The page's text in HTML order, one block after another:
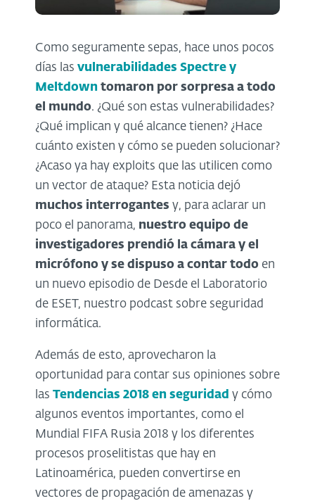
Como seguramente sepas, hace unos pocos
días las vulnerabilidades Spectre y
Meltdown tomaron por sorpresa a todo
el mundo. ¿Qué son estas vulnerabilidades?
¿Qué implican y qué alcance tienen? ¿Hace
cuánto existen y cómo se pueden solucionar?
¿Acaso ya hay exploits que las utilicen como
un vector de ataque? Esta noticia dejó
muchos interrogantes y, para aclarar un
poco el panorama, nuestro equipo de
investigadores prendió la cámara y el
micrófono y se dispuso a contar todo en
un nuevo episodio de Desde el Laboratorio
de ESET, nuestro podcast sobre seguridad
informática.
Además de esto, aprovecharon la
oportunidad para contar sus opiniones sobre
las Tendencias 2018 en seguridad y cómo
algunos eventos importantes, como el
Mundial FIFA Rusia 2018 y los diferentes
procesos proselitistas que hay en
Latinoamérica, pueden convertirse en
vectores de propagación de amenazas y